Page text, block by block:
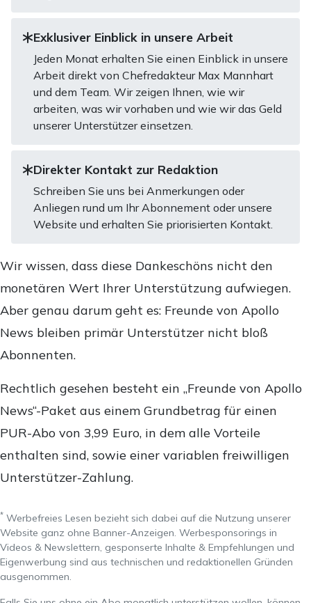
Exklusiver Einblick in unsere Arbeit
Jeden Monat erhalten Sie einen Einblick in unsere
Arbeit direkt von Chefredakteur Max Mannhart
und dem Team. Wir zeigen Ihnen, wie wir
arbeiten, was wir vorhaben und wie wir das Geld
unserer Unterstützer einsetzen.
Direkter Kontakt zur Redaktion
Schreiben Sie uns bei Anmerkungen oder
Anliegen rund um Ihr Abonnement oder unsere
Website und erhalten Sie priorisierten Kontakt.
Wir wissen, dass diese Dankeschöns nicht den
monetären Wert Ihrer Unterstützung aufwiegen.
Aber genau darum geht es: Freunde von Apollo
News bleiben primär Unterstützer nicht bloß
Abonnenten.
Rechtlich gesehen besteht ein „Freunde von Apollo
News“-Paket aus einem Grundbetrag für einen
PUR-Abo von 3,99 Euro, in dem alle Vorteile
enthalten sind, sowie einer variablen freiwilligen
Unterstützer-Zahlung.
* Werbefreies Lesen bezieht sich dabei auf die Nutzung unserer
Website ganz ohne Banner-Anzeigen. Werbesponsorings in
Videos & Newslettern, gesponserte Inhalte & Empfehlungen und
Eigenwerbung sind aus technischen und redaktionellen Gründen
ausgenommen.